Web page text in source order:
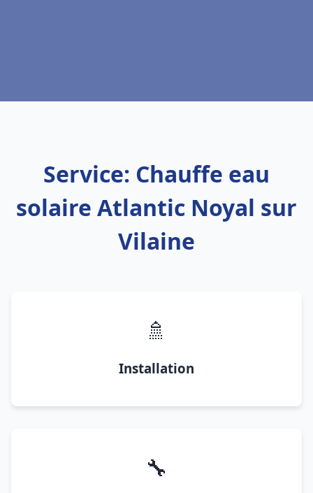
Service: Chauffe eau
solaire Atlantic Noyal sur
Vilaine
🚿
Installation
🔧